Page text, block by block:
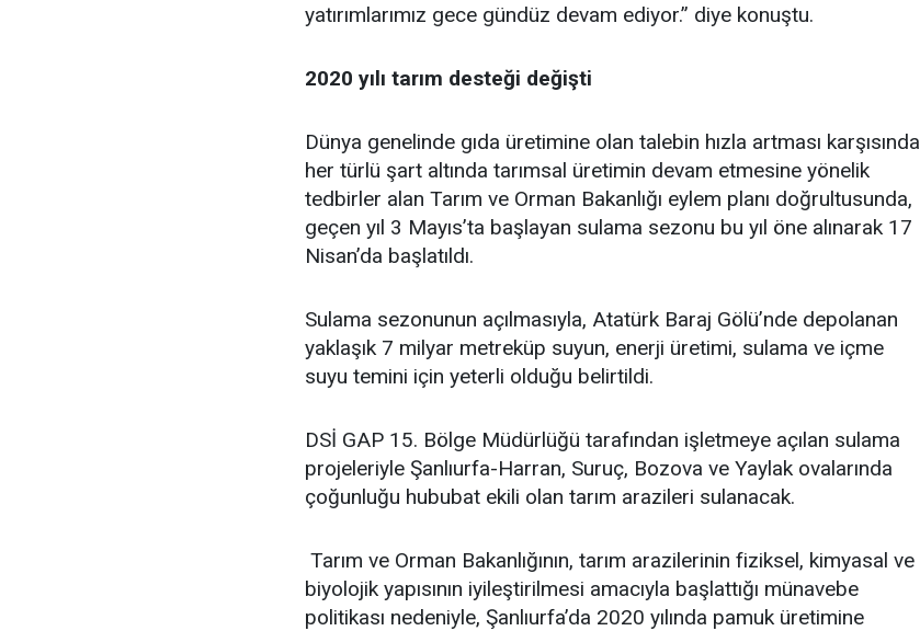
yatırımlarımız gece gündüz devam ediyor.” diye konuştu.
2020 yılı tarım desteği değişti
Dünya genelinde gıda üretimine olan talebin hızla artması karşısında
her türlü şart altında tarımsal üretimin devam etmesine yönelik
tedbirler alan Tarım ve Orman Bakanlığı eylem planı doğrultusunda,
geçen yıl 3 Mayıs’ta başlayan sulama sezonu bu yıl öne alınarak 17
Nisan’da başlatıldı.
Sulama sezonunun açılmasıyla, Atatürk Baraj Gölü’nde depolanan
yaklaşık 7 milyar metreküp suyun, enerji üretimi, sulama ve içme
suyu temini için yeterli olduğu belirtildi.
DSİ GAP 15. Bölge Müdürlüğü tarafından işletmeye açılan sulama
projeleriyle Şanlıurfa-Harran, Suruç, Bozova ve Yaylak ovalarında
çoğunluğu hububat ekili olan tarım arazileri sulanacak.
Tarım ve Orman Bakanlığının, tarım arazilerinin fiziksel, kimyasal ve
biyolojik yapısının iyileştirilmesi amacıyla başlattığı münavebe
politikası nedeniyle, Şanlıurfa’da 2020 yılında pamuk üretimine